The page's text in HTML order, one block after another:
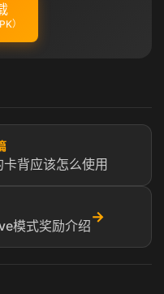
）
背应该怎么使用
模式奖励介绍
→